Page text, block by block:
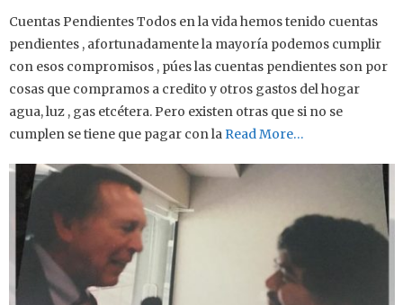
Cuentas Pendientes Todos en la vida hemos tenido cuentas
pendientes , afortunadamente la mayoría podemos cumplir
con esos compromisos , púes las cuentas pendientes son por
cosas que compramos a credito y otros gastos del hogar
agua, luz , gas etcétera. Pero existen otras que si no se
cumplen se tiene que pagar con la Read More…